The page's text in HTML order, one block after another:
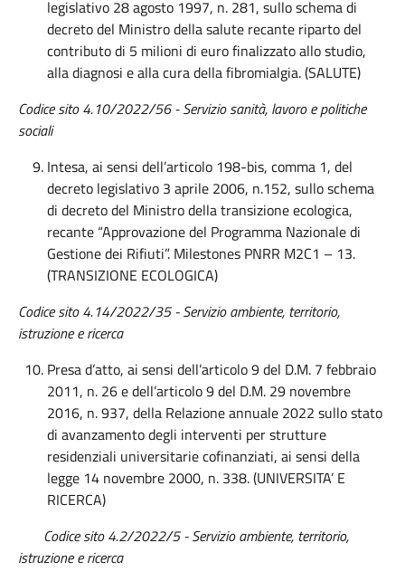
legislativo 28 agosto 1997, n. 281, sullo schema di
decreto del Ministro della salute recante riparto del
contributo di 5 milioni di euro finalizzato allo studio,
alla diagnosi e alla cura della fibromialgia. (SALUTE)
Codice sito 4.10/2022/56 - Servizio sanità, lavoro e politiche
sociali
Intesa, ai sensi dell’articolo 198-bis, comma 1, del
decreto legislativo 3 aprile 2006, n.152, sullo schema
di decreto del Ministro della transizione ecologica,
recante “Approvazione del Programma Nazionale di
Gestione dei Rifiuti”. Milestones PNRR M2C1 – 13.
(TRANSIZIONE ECOLOGICA)
Codice sito 4.14/2022/35 - Servizio ambiente, territorio,
istruzione e ricerca
Presa d’atto, ai sensi dell’articolo 9 del D.M. 7 febbraio
2011, n. 26 e dell’articolo 9 del D.M. 29 novembre
2016, n. 937, della Relazione annuale 2022 sullo stato
di avanzamento degli interventi per strutture
residenziali universitarie cofinanziati, ai sensi della
legge 14 novembre 2000, n. 338. (UNIVERSITA’ E
RICERCA)
Codice sito 4.2/2022/5 - Servizio ambiente, territorio,
istruzione e ricerca